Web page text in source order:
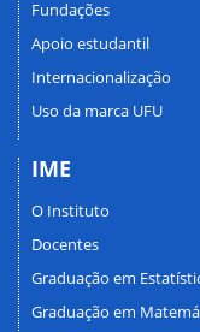
Fundações
Apoio estudantil
Internacionalização
Uso da marca UFU
IME
O Instituto
Docentes
Graduação em
Graduação em